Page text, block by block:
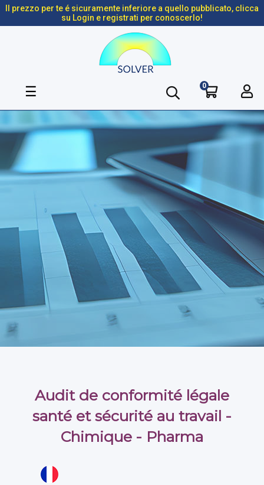
Il prezzo per te é sicuramente inferiore a quello pubblicato, clicca
su Login e registrati per conoscerlo!
navigazione
☰ 0
Audit de conformité légale
santé et sécurité au travail -
Chimique - Pharma